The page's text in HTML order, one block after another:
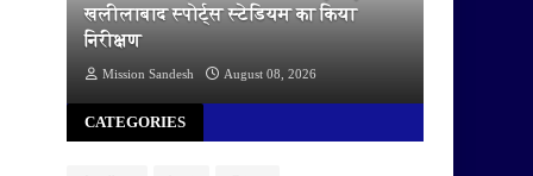
खलीलाबाद स्पोर्ट्स स्टेडियम का किया
निरीक्षण
Mission Sandesh August 08, 2026
CATEGORIES